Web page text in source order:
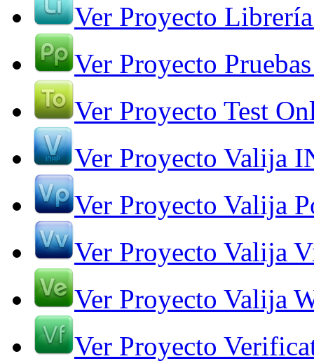
Ver Proyecto
Ver Proyecto
Ver Proyecto Test
Ver Proyecto Valija
Ver Proyecto Valija
Ver Proyecto Valija
Ver Proyecto Valija
Ver Proyecto